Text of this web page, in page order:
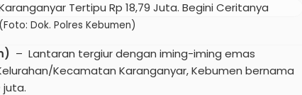
Dok. Polres Kebumen)
– Lantaran tergiur dengan iming-iming emas
Kecamatan Karanganyar, Kebumen bernama
juta.